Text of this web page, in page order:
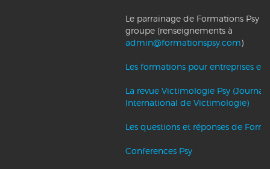
Le parrainage de Formations Psy
groupe (renseignements à
admin@formationspsy.com)
Les formations pour entreprises et
La revue Victimologie Psy (Journal
International de Victimologie)
Les questions et réponses de
Conferences Psy